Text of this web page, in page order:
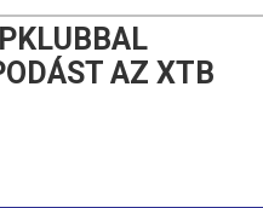
AZ XTB